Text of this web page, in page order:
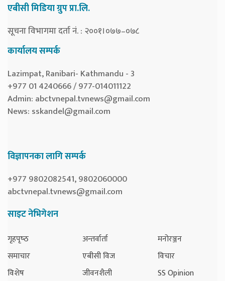
एबीसी मिडिया ग्रुप प्रा.लि.
सूचना विभागमा दर्ता नं. : २००१।०७७–०७८
कार्यालय सम्पर्क
Lazimpat, Ranibari- Kathmandu - 3
+977 01 4240666 / 977-014011122
Admin: abctvnepal.tvnews@gmail.com
News: sskandel@gmail.com
विज्ञापनका लागि सम्पर्क
+977 9802082541, 9802060000
abctvnepal.tvnews@gmail.com
साइट नेभिगेशन
गृहपृष्‍ठ
समाचार
विशेष
अन्तर्वार्ता
एबीसी विज
जीवनशैली
मनोरञ्जन
विचार
SS Opinion